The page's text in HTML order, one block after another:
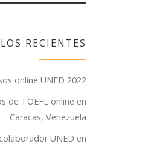
RECIENTES
online UNED 2022
de TOEFL online en
Caracas, Venezuela
UNED en